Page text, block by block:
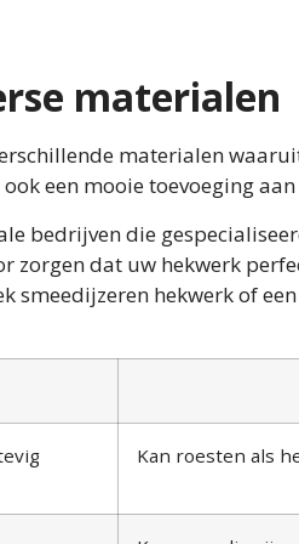
materialen
materialen
een mooie toevoeging
bedrijven die
zorgen dat uw hekwerk
smeedijzeren hekwerk of
Kan roesten als